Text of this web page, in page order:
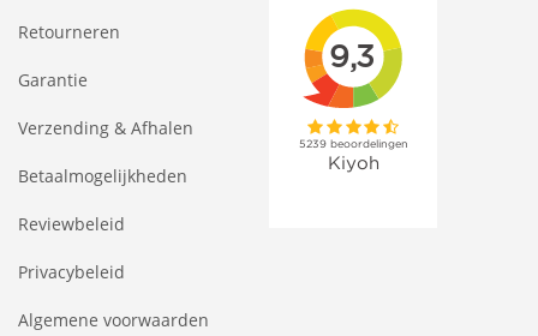
Retourneren
Garantie
Verzending & Afhalen
Betaalmogelijkheden
Reviewbeleid
Privacybeleid
Algemene voorwaarden